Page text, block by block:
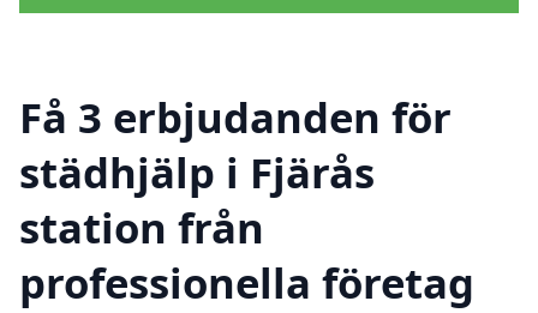
Få 3 erbjudanden för
städhjälp i Fjärås
station från
professionella företag